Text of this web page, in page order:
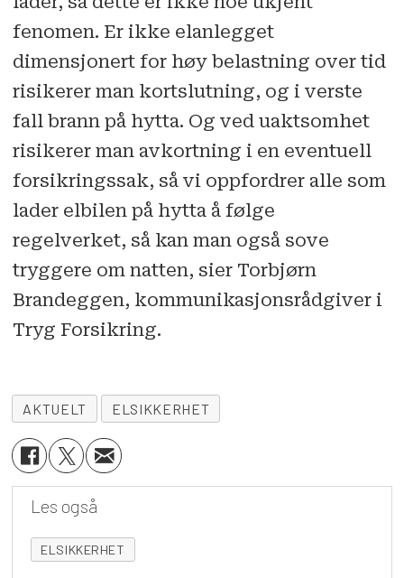
fenomen. Er ikke elanlegget
dimensjonert for høy belastning over tid
risikerer man kortslutning, og i verste
fall brann på hytta. Og ved uaktsomhet
risikerer man avkortning i en eventuell
forsikringssak, så vi oppfordrer alle som
lader elbilen på hytta å følge
regelverket, så kan man også sove
tryggere om natten, sier Torbjørn
Brandeggen, kommunikasjonsrådgiver i
Tryg Forsikring.
AKTUELT ELSIKKERHET
Les også
ELSIKKERHET